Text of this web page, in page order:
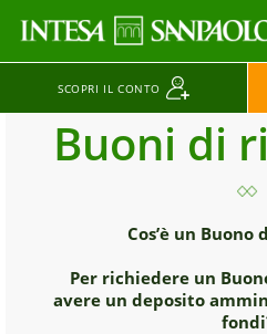
SCOPRI IL CONTO
Buoni di
Cos’è un
Per richiedere un
avere un deposito